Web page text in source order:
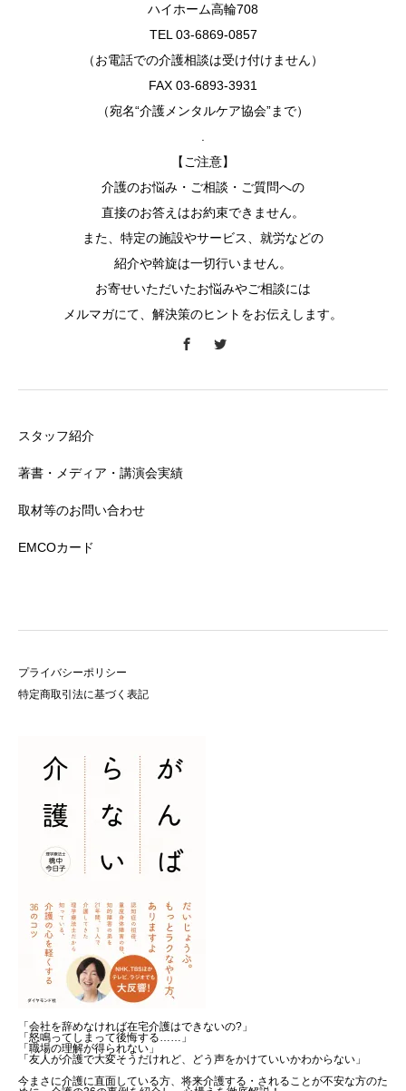
ハイホーム高輪708
TEL 03-6869-0857
（お電話での介護相談は受け付けません）
FAX 03-6893-3931
（宛名“介護メンタルケア協会”まで）
【ご注意】
介護のお悩み・ご相談・ご質問への
直接のお答えはお約束できません。
また、特定の施設やサービス、就労などの
紹介や斡旋は一切行いません。
お寄せいただいたお悩みやご相談には
メルマガにて、解決策のヒントをお伝えします。
スタッフ紹介
著書・メディア・講演会実績
取材等のお問い合わせ
EMCOカード
プライバシーポリシー
特定商取引法に基づく表記
「会社を辞めなければ在宅介護はできないの?」
「怒鳴ってしまって後悔する……」
「職場の理解が得られない」
「友人が介護で大変そうだけれど、どう声をかけていいかわからない」
今まさに介護に直面している方、将来介護する・されることが不安な方のた